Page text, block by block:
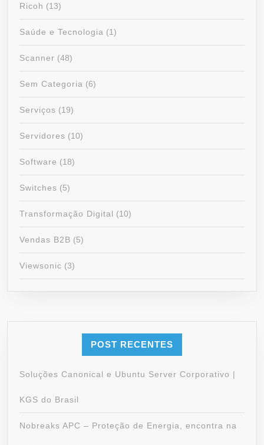
Ricoh (13)
Saúde e Tecnologia (1)
Scanner (48)
Sem Categoria (6)
Serviços (19)
Servidores (10)
Software (18)
Switches (5)
Transformação Digital (10)
Vendas B2B (5)
Viewsonic (3)
POST RECENTES
Soluções Canonical e Ubuntu Server Corporativo |
KGS do Brasil
Nobreaks APC – Proteção de Energia, encontra na